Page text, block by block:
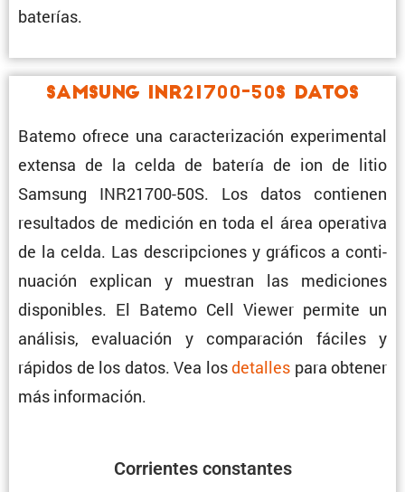
baterías.
Samsung INR21700-50S Datos
Batemo ofrece una carac­te­ri­za­ción experi­mental
extensa de la celda de batería de ion de litio
Samsung INR21700-50S. Los datos contienen
resul­tados de medición en toda el área opera­tiva
de la celda. Las descrip­ciones y gráficos a conti­
nua­ción explican y muestran las mediciones
dispo­ni­bles. El Batemo Cell Viewer permite un
análisis, evalua­ción y compa­ra­ción fáciles y
rápidos de los datos. Vea losdetalles para obtener
más información.
Corrientes constantes